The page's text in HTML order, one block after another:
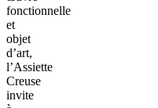
fonctionnelle
et
objet
d’art,
l’Assiette
Creuse
invite